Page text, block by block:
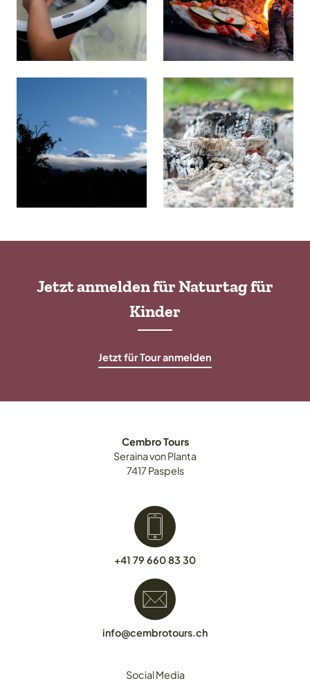
Jetzt anmelden für Naturtag für
Kinder
Jetzt für Tour anmelden
Cembro Tours
Serainavon Planta
7417Paspels
+41 79 660 83 30
info@cembrotours.ch
Social Media